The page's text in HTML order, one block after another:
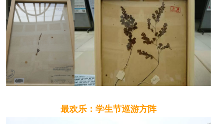
最欢乐：学生节巡游方阵